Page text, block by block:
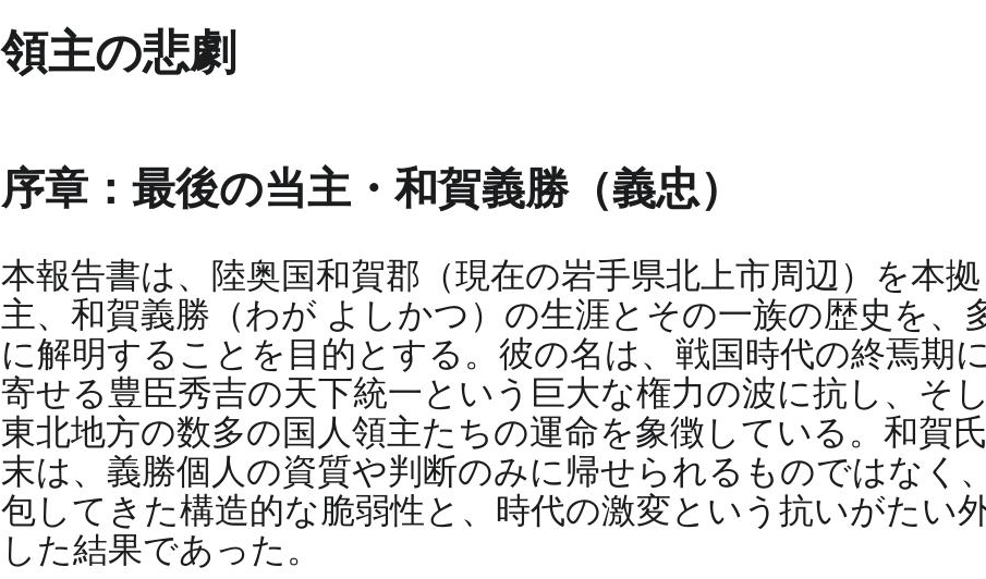
領主の悲劇
序章：最後の当主・和賀義勝（義忠）
本報告書は、陸奥国和賀郡（現在の岩手県北上市周辺）を本
主、和賀義勝（わが よしかつ）の生涯とその一族の歴史を、
に解明することを目的とする。彼の名は、戦国時代の終焉期
寄せる豊臣秀吉の天下統一という巨大な権力の波に抗し、そ
東北地方の数多の国人領主たちの運命を象徴している。和賀
末は、義勝個人の資質や判断のみに帰せられるものではなく
包してきた構造的な脆弱性と、時代の激変という抗いがたい
した結果であった。